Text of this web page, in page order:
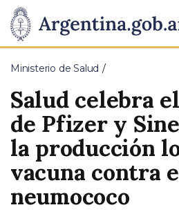
Presidencia
de
la
Nación
Pasar al contenido principal
Ministerio de Salud
Salud celebra
de Pfizer y
la producción
vacuna contra
neumococo